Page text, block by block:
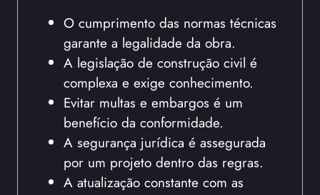
O cumprimento das normas técnicas
garante a legalidade da obra.
A legislação de construção civil é
complexa e exige conhecimento.
Evitar multas e embargos é um
benefício da conformidade.
A segurança jurídica é assegurada
por um projeto dentro das regras.
A atualização constante com as